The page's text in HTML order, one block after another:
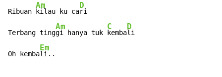
Ribuan
Am
kilau ku ca
D
ri
Terbang ting
Am
gi hanya tuk
C
kemba
D
li
Oh kemba
Em
li..